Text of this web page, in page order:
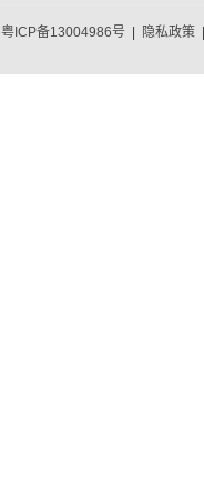
粤ICP备13004986号 隐私政策